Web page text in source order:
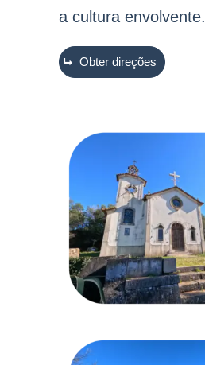
a cultura envolvente.
Obter direções